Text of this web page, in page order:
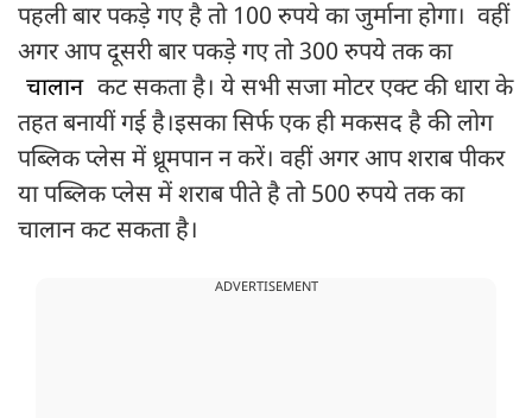
पहली बार पकड़े गए है तो 100 रुपये का जुर्माना होगा। वहीं
अगर आप दूसरी बार पकड़े गए तो 300 रुपये तक का
चालान कट सकता है। ये सभी सजा मोटर एक्ट की धारा के
तहत बनायीं गई है।इसका सिर्फ एक ही मकसद है की लोग
पब्लिक प्लेस में ध्रूमपान न करें। वहीं अगर आप शराब पीकर
या पब्लिक प्लेस में शराब पीते है तो 500 रुपये तक का
चालान कट सकता है।
ADVERTISEMENT